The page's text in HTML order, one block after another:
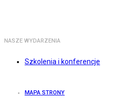
NASZE WYDARZENIA
Szkolenia i konferencje
MAPA STRONY